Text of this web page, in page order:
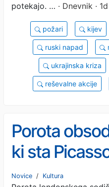
potekajo. … · Dnevnik · 1d
požari kijev
ruski napad
ukrajinska kriza
reševalne akcije
Porota
ki sta
prekrila s
Novice / Kultura